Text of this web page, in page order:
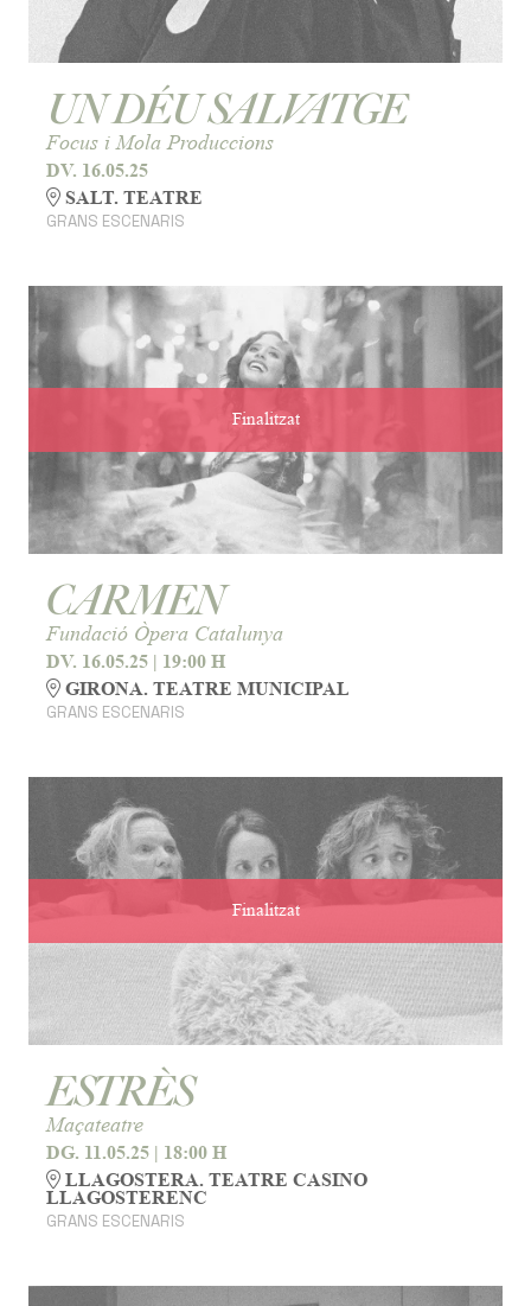
UN DÉU SALVATGE
Focus i Mola Produccions
DV. 16.05.25
SALT. TEATRE
GRANS ESCENARIS
Finalitzat
CARMEN
Fundació Òpera Catalunya
DV. 16.05.25 | 19:00 H
GIRONA. TEATRE MUNICIPAL
GRANS ESCENARIS
Finalitzat
ESTRÈS
Maçateatre
DG. 11.05.25 | 18:00 H
LLAGOSTERA. TEATRE CASINO
LLAGOSTERENC
GRANS ESCENARIS